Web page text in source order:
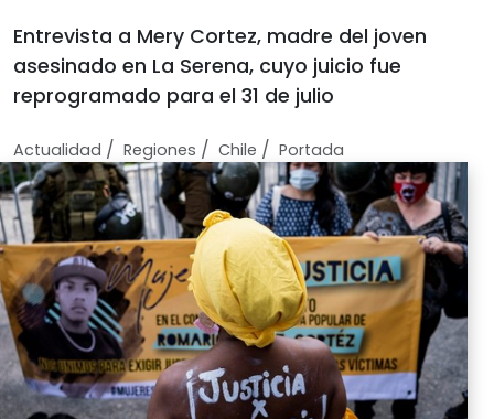
Entrevista a Mery Cortez, madre del joven
asesinado en La Serena, cuyo juicio fue
reprogramado para el 31 de julio
Actualidad / Regiones / Chile / Portada